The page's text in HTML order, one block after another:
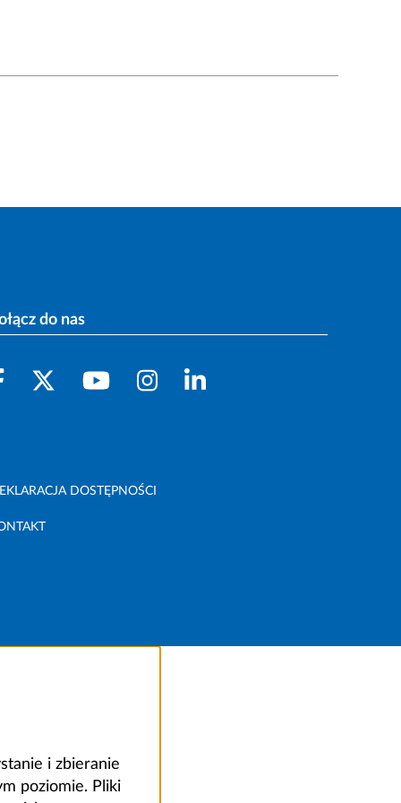
do nas
DOSTĘPNOŚCI
i zbieranie
poziomie. Pliki